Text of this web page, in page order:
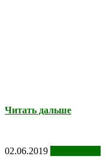
Читать дальше
02.06.2019